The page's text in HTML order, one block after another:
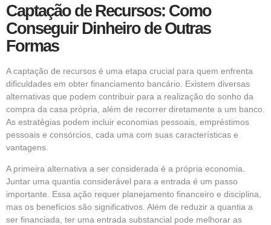
Captação de Recursos: Como
Conseguir Dinheiro de Outras
Formas
A captação de recursos é uma etapa crucial para quem enfrenta
dificuldades em obter financiamento bancário. Existem diversas
alternativas que podem contribuir para a realização do sonho da
compra da casa própria, além de recorrer diretamente a um banco.
As estratégias podem incluir economias pessoais, empréstimos
pessoais e consórcios, cada uma com suas características e
vantagens.
A primeira alternativa a ser considerada é a própria economia.
Juntar uma quantia considerável para a entrada é um passo
importante. Essa ação requer planejamento financeiro e disciplina,
mas os benefícios são significativos. Além de reduzir a quantia a
ser financiada, ter uma entrada substancial pode melhorar as